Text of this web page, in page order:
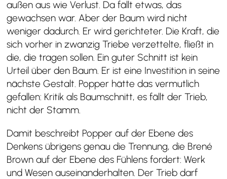
außen aus wie Verlust. Da fällt etwas, das
gewachsen war. Aber der Baum wird nicht
weniger dadurch. Er wird gerichteter. Die Kraft, die
sich vorher in zwanzig Triebe verzettelte, fließt in
die, die tragen sollen. Ein guter Schnitt ist kein
Urteil über den Baum. Er ist eine Investition in seine
nächste Gestalt. Popper hätte das vermutlich
gefallen: Kritik als Baumschnitt, es fällt der Trieb,
nicht der Stamm.
Damit beschreibt Popper auf der Ebene des
Denkens übrigens genau die Trennung, die Brené
Brown auf der Ebene des Fühlens fordert: Werk
und Wesen auseinanderhalten. Der Trieb darf